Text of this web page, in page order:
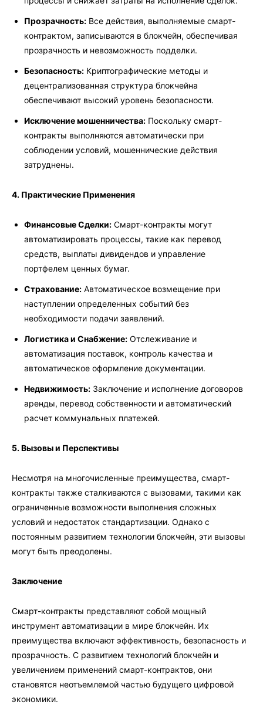
Прозрачность: Все действия, выполняемые смарт-
контрактом, записываются в блокчейн, обеспечивая
прозрачность и невозможность подделки.
Безопасность: Криптографические методы и
децентрализованная структура блокчейна
обеспечивают высокий уровень безопасности.
Исключение мошенничества: Поскольку смарт-
контракты выполняются автоматически при
соблюдении условий, мошеннические действия
затруднены.
4. Практические Применения
Финансовые Сделки: Смарт-контракты могут
автоматизировать процессы, такие как перевод
средств, выплаты дивидендов и управление
портфелем ценных бумаг.
Страхование: Автоматическое возмещение при
наступлении определенных событий без
необходимости подачи заявлений.
Логистика и Снабжение: Отслеживание и
автоматизация поставок, контроль качества и
автоматическое оформление документации.
Недвижимость: Заключение и исполнение договоров
аренды, перевод собственности и автоматический
расчет коммунальных платежей.
5. Вызовы и Перспективы
Несмотря на многочисленные преимущества, смарт-
контракты также сталкиваются с вызовами, такими как
ограниченные возможности выполнения сложных
условий и недостаток стандартизации. Однако с
постоянным развитием технологии блокчейн, эти вызовы
могут быть преодолены.
Заключение
Смарт-контракты представляют собой мощный
инструмент автоматизации в мире блокчейн. Их
преимущества включают эффективность, безопасность и
прозрачность. С развитием технологий блокчейн и
увеличением применений смарт-контрактов, они
становятся неотъемлемой частью будущего цифровой
экономики.